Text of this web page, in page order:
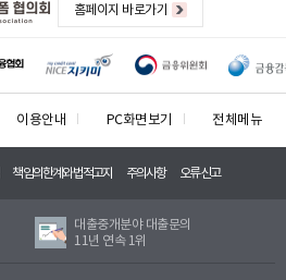
홈페이지 바로가기
이용안내 PC화면보기 전체메뉴
책임의한계와법적고지 주의사항 오류신고
대출중개분야 대출문의
11년 연속 1위